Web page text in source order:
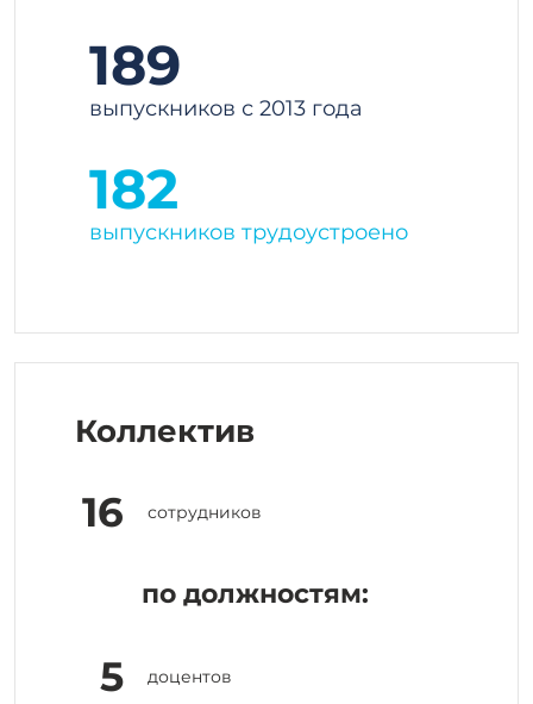
189
выпускников с 2013 года
182
выпускников трудоустроено
Коллектив
16 сотрудников
по должностям:
5 доцентов